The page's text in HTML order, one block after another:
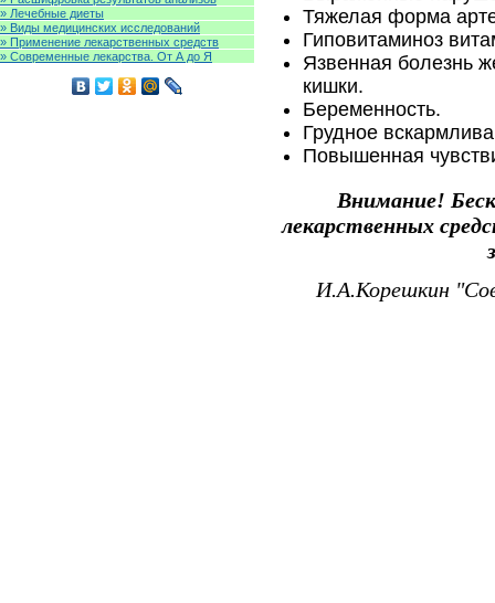
Тяжелая форма
Гиповитаминоз
Язвенная болезнь
кишки.
Беременность.
Грудное
Повышенная
Внимание!
лекарственных
И.А.Корешкин
» Лечебные диеты
» Виды медицинских исследований
» Применение лекарственных средств
» Современные лекарства. От А до Я